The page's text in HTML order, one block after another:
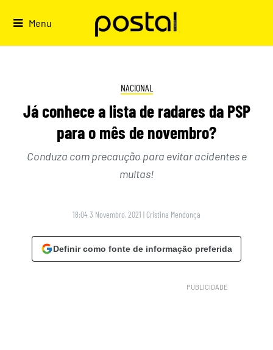
Menu
NACIONAL
Já conhece a lista de radares da PSP
para o mês de novembro?
Conduza com precaução para evitar acidentes e
multas!
18:04 3 Novembro, 2021 | Cristina Mendonça
Definir como fonte de informação preferida